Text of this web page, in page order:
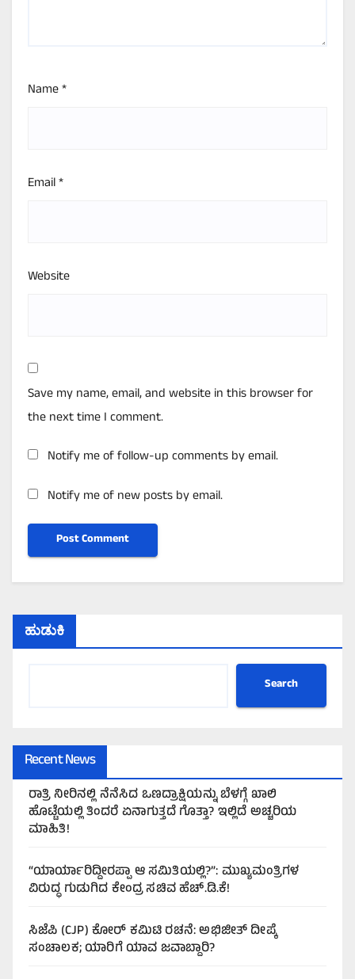
Name*
Email*
Website
Save my name, email, and website in this browser for
the next time I comment.
Notify me of follow-up comments by email.
Notify me of new posts by email.
ಹುಡುಕಿ
Search
Recent News
ರಾತ್ರಿ ನೀರಿನಲ್ಲಿ ನೆನೆಸಿದ ಒಣದ್ರಾಕ್ಷಿಯನ್ನು ಬೆಳಗ್ಗೆ ಖಾಲಿ
ಹೊಟ್ಟೆಯಲ್ಲಿ ತಿಂದರೆ ಏನಾಗುತ್ತದೆ ಗೊತ್ತಾ? ಇಲ್ಲಿದೆ ಅಚ್ಚರಿಯ
ಮಾಹಿತಿ!
“ಯಾರ್ಯಾರಿದ್ದೀರಪ್ಪಾ ಆ ಸಮಿತಿಯಲ್ಲಿ?”: ಮುಖ್ಯಮಂತ್ರಿಗಳ
ವಿರುದ್ಧ ಗುಡುಗಿದ ಕೇಂದ್ರ ಸಚಿವ ಹೆಚ್.ಡಿ.ಕೆ!
ಸಿಜೆಪಿ (CJP) ಕೋರ್ ಕಮಿಟಿ ರಚನೆ: ಅಭಿಜೀತ್ ದೀಪ್ಕೆ
ಸಂಚಾಲಕ; ಯಾರಿಗೆ ಯಾವ ಜವಾಬ್ದಾರಿ?